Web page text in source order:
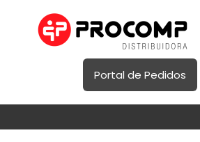
Portal de Pedidos